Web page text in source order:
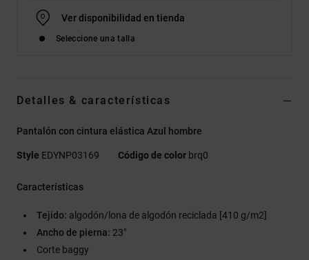
Ver disponibilidad en tienda
Seleccione una talla
Detalles & características
Pantalón con cintura elástica Azul hombre
Style EDYNP03169 Código de color brq0
Características
Tejido: algodón/lona de algodón reciclada [410 g/m2]
Ancho de pierna: 23"
Corte baggy